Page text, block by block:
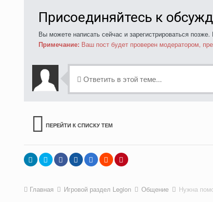
Присоединяйтесь к
Вы можете написать сейчас и зарегистрироваться позже.
Примечание: Ваш пост будет проверен модератором,
Ответить в этой теме...
ПЕРЕЙТИ К СПИСКУ ТЕМ
Главная Игровой раздел Legion Общение Нужна